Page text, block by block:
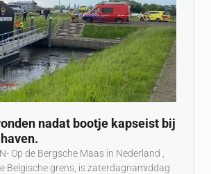
nadat bootje kapseist bij
Op de Bergsche Maas in Nederland ,
Belgische grens, is zaterdagnamiddag